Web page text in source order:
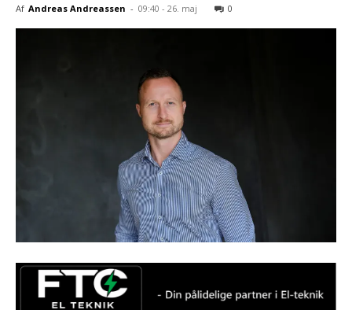
Af Andreas Andreassen - 09:40 - 26. maj 0